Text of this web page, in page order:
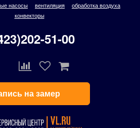
насосы вентиляция
обработка воздуха
конвекторы
51-00
на замер